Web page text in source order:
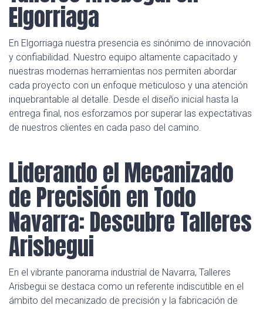
Elgorriaga
En Elgorriaga nuestra presencia es sinónimo de innovación
y confiabilidad. Nuestro equipo altamente capacitado y
nuestras modernas herramientas nos permiten abordar
cada proyecto con un enfoque meticuloso y una atención
inquebrantable al detalle. Desde el diseño inicial hasta la
entrega final, nos esforzamos por superar las expectativas
de nuestros clientes en cada paso del camino.
Liderando el Mecanizado
de Precisión en Todo
Navarra: Descubre Talleres
Arisbegui
En el vibrante panorama industrial de Navarra, Talleres
Arisbegui se destaca como un referente indiscutible en el
ámbito del mecanizado de precisión y la fabricación de